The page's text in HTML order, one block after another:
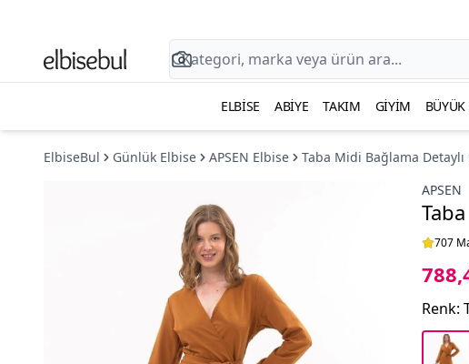
ELBISE ABIYE TAKIM GIYIM
ElbiseBul Günlük Elbise APSEN Elbise
Taba Midi Bağlama Detaylı
APSEN
707
Renk: